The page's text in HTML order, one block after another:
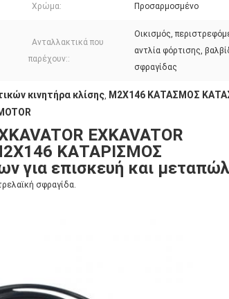
Χρώμα: Προσαρμοσμένο
Ανταλλακτικά που
παρέχουν::
Οικισμός,
αντλία φόρτισης,
σφραγίδας
κινητήρα κλίσης M2X146 ΚΑΤΑΣΜΟΣ
EXKAVATOR
ΚΑΤΑΡΙΣΜΟΣ
για επισκευή και
σφραγίδα.